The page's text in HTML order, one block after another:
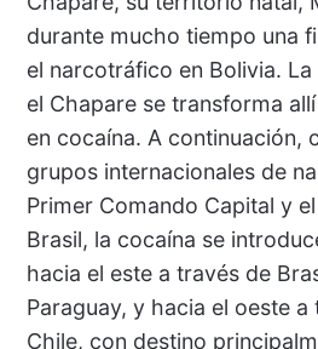
durante mucho tiempo una
el narcotráfico en Bolivia.
el Chapare se transforma
en cocaína. A continuación,
grupos internacionales de
Primer Comando Capital y
Brasil, la cocaína se
hacia el este a través de
Paraguay, y hacia el oeste a
Chile, con destino